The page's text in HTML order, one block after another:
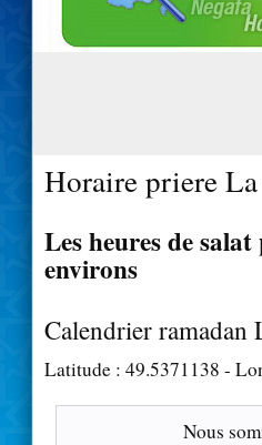
Horaire priere
Les heures de
environs
Calendrier ramadan
Latitude : 49.5371138 -
Nous